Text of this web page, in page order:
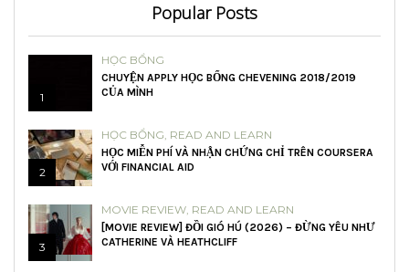
Popular Posts
1
HỌC BỔNG
CHUYỆN APPLY HỌC BỔNG CHEVENING 2018/2019
CỦA MÌNH
2
HỌC BỔNG READ AND LEARN
HỌC MIỄN PHÍ VÀ NHẬN CHỨNG CHỈ TRÊN COURSERA
VỚI FINANCIAL AID
3
MOVIE REVIEW READ AND LEARN
[MOVIE REVIEW] ĐỒI GIÓ HÚ (2026) – ĐỪNG YÊU NHƯ
CATHERINE VÀ HEATHCLIFF